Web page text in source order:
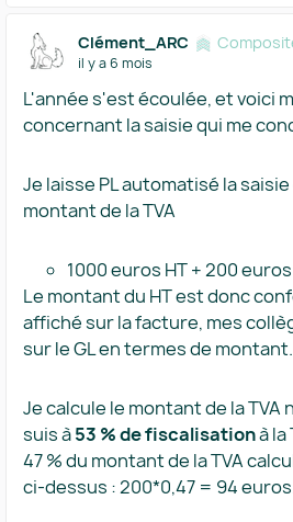
Clément_ARC
il y a 6 mois
L'année s'est écoulée, et voici
concernant la saisie qui me
Je laisse PL automatisé la
montant de la TVA
1000 euros HT + 200 euros
Le montant du HT est donc
affiché sur la facture, mes
sur le GL en termes de montant.
Je calcule le montant de la TVA
suis à53 % de fiscalisationà la
47 % du montant de la TVA
ci-dessus : 200*0,47 = 94